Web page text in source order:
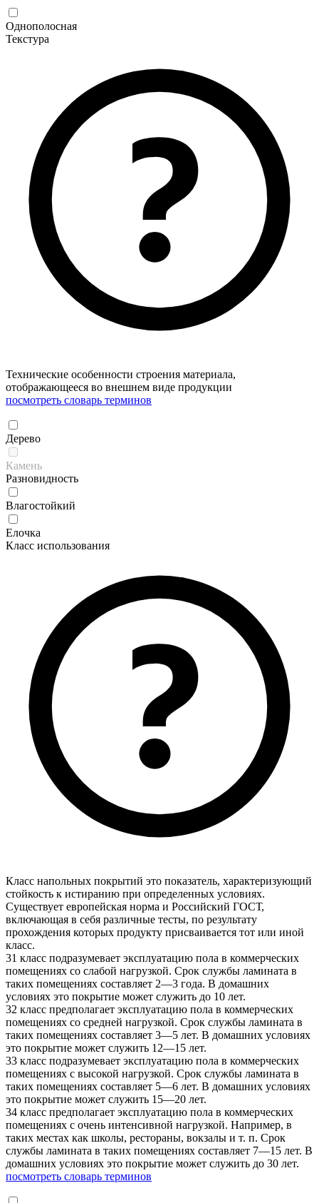
Однополосная
Текстура
Технические особенности строения материала,
отображающееся во внешнем виде продукции
посмотреть словарь терминов
Дерево
Камень
Разновидность
Влагостойкий
Елочка
Класс использования
Класс напольных покрытий это показатель, характеризующий
стойкость к истиранию при определенных условиях.
Существует европейская норма и Российский ГОСТ,
включающая в себя различные тесты, по результату
прохождения которых продукту присваивается тот или иной
класс.
31 класс подразумевает эксплуатацию пола в коммерческих
помещениях со слабой нагрузкой. Срок службы ламината в
таких помещениях составляет 2—3 года. В домашних
условиях это покрытие может служить до 10 лет.
32 класс предполагает эксплуатацию пола в коммерческих
помещениях со средней нагрузкой. Срок службы ламината в
таких помещениях составляет 3—5 лет. В домашних условиях
это покрытие может служить 12—15 лет.
33 класс подразумевает эксплуатацию пола в коммерческих
помещениях с высокой нагрузкой. Срок службы ламината в
таких помещениях составляет 5—6 лет. В домашних условиях
это покрытие может служить 15—20 лет.
34 класс предполагает эксплуатацию пола в коммерческих
помещениях с очень интенсивной нагрузкой. Например, в
таких местах как школы, рестораны, вокзалы и т. п. Срок
службы ламината в таких помещениях составляет 7—15 лет. В
домашних условиях это покрытие может служить до 30 лет.
посмотреть словарь терминов